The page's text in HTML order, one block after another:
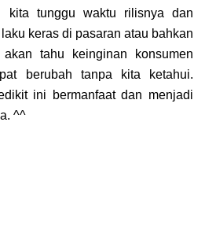
kita tunggu waktu rilisnya dan
keras di pasaran atau bahkan
tahu keinginan konsumen
berubah tanpa kita ketahui.
ini bermanfaat dan menjadi
^^